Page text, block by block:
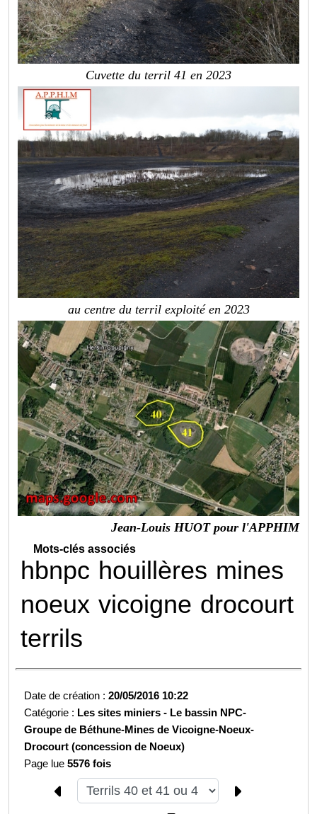
Cuvette du terril 41 en 2023
au centre du terril exploité en 2023
Jean-Louis HUOT pour l'APPHIM
Mots-clés associés
hbnpc houillères mines
noeux vicoigne drocourt
terrils
Date de création :20/05/2016 10:22
Catégorie : Les sites miniers - Le bassin NPC-
Groupe de Béthune-Mines de Vicoigne-Noeux-
Drocourt (concession de Noeux)
Page lue5576 fois